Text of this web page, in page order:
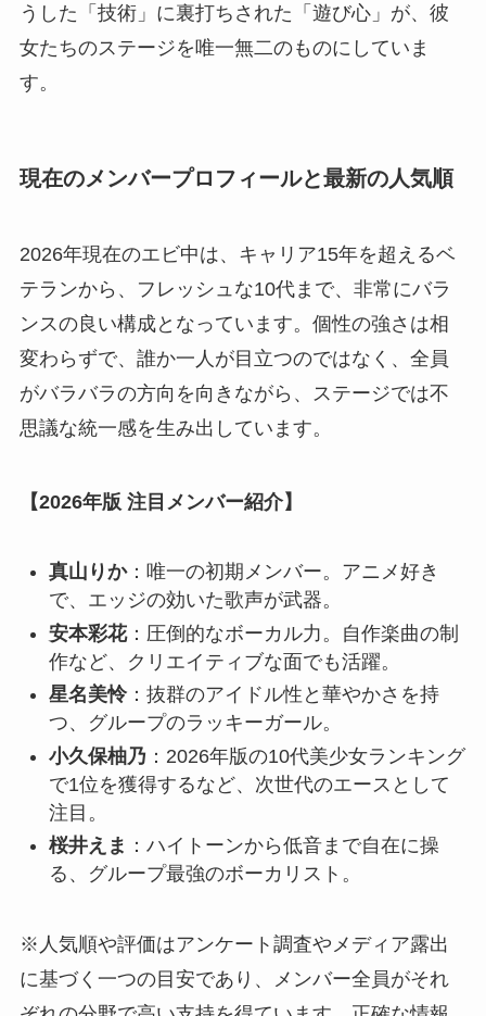
うした「技術」に裏打ちされた「遊び心」が、彼
女たちのステージを唯一無二のものにしていま
す。
現在のメンバープロフィールと最新の人気順
2026年現在のエビ中は、キャリア15年を超えるベ
テランから、フレッシュな10代まで、非常にバラ
ンスの良い構成となっています。個性の強さは相
変わらずで、誰か一人が目立つのではなく、全員
がバラバラの方向を向きながら、ステージでは不
思議な統一感を生み出しています。
【2026年版 注目メンバー紹介】
真山りか：唯一の初期メンバー。アニメ好き
で、エッジの効いた歌声が武器。
安本彩花：圧倒的なボーカル力。自作楽曲の制
作など、クリエイティブな面でも活躍。
星名美怜：抜群のアイドル性と華やかさを持
つ、グループのラッキーガール。
小久保柚乃：2026年版の10代美少女ランキング
で1位を獲得するなど、次世代のエースとして
注目。
桜井えま ：ハイトーンから低音まで自在に操
る、グループ最強のボーカリスト。
※人気順や評価はアンケート調査やメディア露出
に基づく一つの目安であり、メンバー全員がそれ